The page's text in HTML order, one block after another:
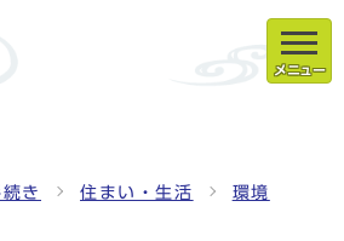
メニュー
き 住まい・生活 環境